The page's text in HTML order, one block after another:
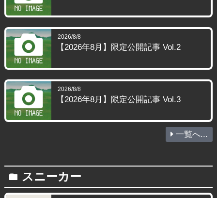
2026/8/8
【2026年8月】限定公開記事 Vol.2
2026/8/8
【2026年8月】限定公開記事 Vol.3
一覧へ...
folder スニーカー